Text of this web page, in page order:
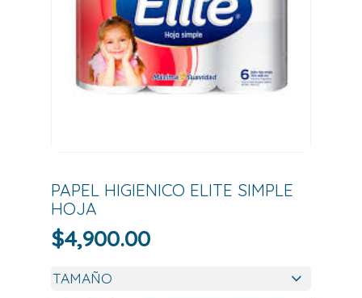
PAPEL HIGIENICO ELITE SIMPLE
HOJA
$4,900.00